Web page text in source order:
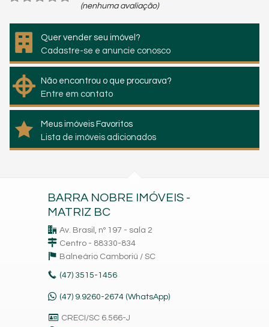
(nenhuma avaliação)
Quer vender seu imóvel?
Cadastre-se e anuncie conosco
Não encontrou o que procurava?
Entre em contato
Meus imóveis Favoritos
Lista de imóveis adicionados
BARRA NOBRE IMÓVEIS -
MATRIZ BC
Av. Brasil, nº 197 - sala 2
Centro - 88330-834
Balneário Camboriú / SC
(47) 3515-1456
(47) 9.9260-2674 (WhatsApp)
CRECI/SC 6.566-J